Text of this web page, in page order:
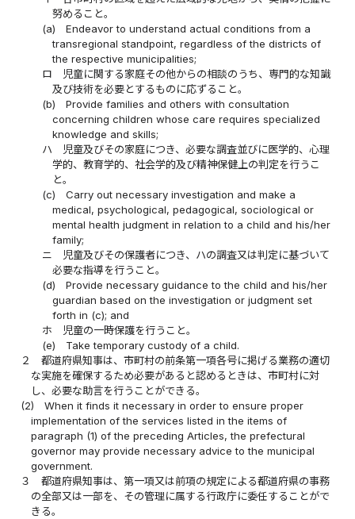
努めること。
(a)
Endeavor to understand actual conditions from a
transregional standpoint, regardless of the districts of
the respective municipalities;
ロ
児童に関する家庭その他からの相談のうち、専門的な知識
及び技術を必要とするものに応ずること。
(b)
Provide families and others with consultation
concerning children whose care requires specialized
knowledge and skills;
ハ
児童及びその家庭につき、必要な調査並びに医学的、心理
学的、教育学的、社会学的及び精神保健上の判定を行うこ
と。
(c)
Carry out necessary investigation and make a
medical, psychological, pedagogical, sociological or
mental health judgment in relation to a child and his/her
family;
ニ
児童及びその保護者につき、ハの調査又は判定に基づいて
必要な指導を行うこと。
(d)
Provide necessary guidance to the child and his/her
guardian based on the investigation or judgment set
forth in (c); and
ホ
児童の一時保護を行うこと。
(e)
Take temporary custody of a child.
２
都道府県知事は、市町村の前条第一項各号に掲げる業務の適切
な実施を確保するため必要があると認めるときは、市町村に対
し、必要な助言を行うことができる。
(2)
When it finds it necessary in order to ensure proper
implementation of the services listed in the items of
paragraph (1) of the preceding Articles, the prefectural
governor may provide necessary advice to the municipal
government.
３
都道府県知事は、第一項又は前項の規定による都道府県の事務
の全部又は一部を、その管理に属する行政庁に委任することがで
きる。